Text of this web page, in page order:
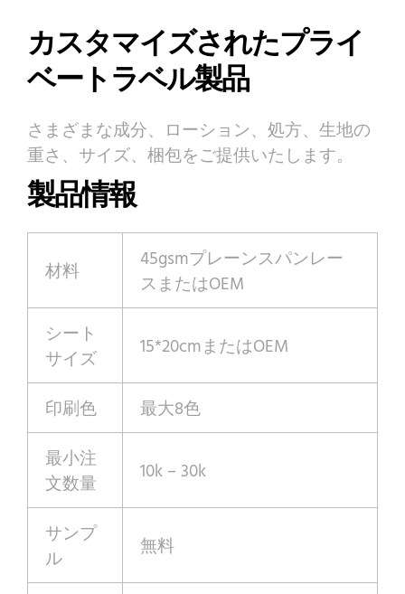
カスタマイズされたプライ
ベートラベル製品
さまざまな成分、ローション、処方、生地の
重さ、サイズ、梱包をご提供いたします。
製品情報
材料
45gsmプレーンスパンレー
スまたはOEM
シート
サイズ
15*20cmまたはOEM
印刷色
最大8色
最小注
文数量
10k – 30k
サンプ
ル
無料